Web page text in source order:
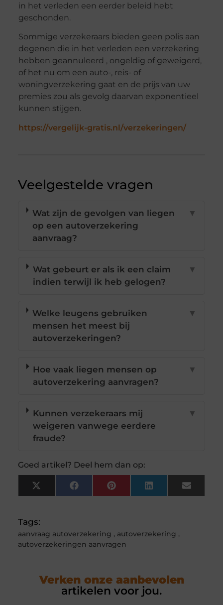
in het verleden een eerder beleid hebt
geschonden.
Sommige verzekeraars bieden geen polis aan
degenen die in het verleden een verzekering
hebben geannuleerd , ongeldig of geweigerd,
of het nu om een ​​auto-, reis- of
woningverzekering gaat en de prijs van uw
premies zou als gevolg daarvan exponentieel
kunnen stijgen.
https://vergelijk-gratis.nl/verzekeringen/
Veelgestelde vragen
Wat zijn de gevolgen van liegen
op een autoverzekering
aanvraag?
▼
Wat gebeurt er als ik een claim
indien terwijl ik heb gelogen?
▼
Welke leugens gebruiken
mensen het meest bij
autoverzekeringen?
▼
Hoe vaak liegen mensen op
autoverzekering aanvragen?
▼
Kunnen verzekeraars mij
weigeren vanwege eerdere
fraude?
▼
Goed artikel? Deel hem dan op:
X
(Twitter)
FacebookPinterestLinkedInEmail
Tags:
aanvraag autoverzekering , autoverzekering ,
autoverzekeringen aanvragen
Verken onze aanbevolen
artikelen voor jou.